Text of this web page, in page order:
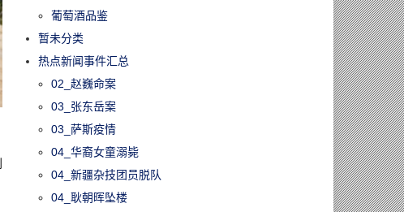
葡萄酒品鉴
暂未分类
热点新闻事件汇总
02_赵巍命案
03_张东岳案
03_萨斯疫情
04_华裔女童溺毙
04_新疆杂技团员脱队
04_耿朝晖坠楼